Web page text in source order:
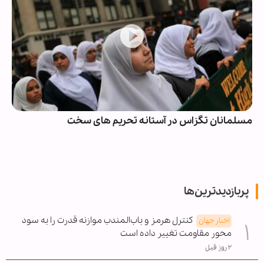
مسلمانان تگزاس در آستانه تحریم های سخت
پربازدیدترین‌ها
اخبار جهان کنترل هرمز و باب‌المندب موازنه قدرت را به سود
محور مقاومت تغییر داده است
۲ روز قبل